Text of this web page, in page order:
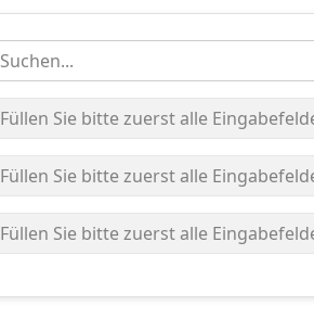
Suchen...
Füllen Sie bitte zuerst alle
Füllen Sie bitte zuerst alle
Füllen Sie bitte zuerst alle